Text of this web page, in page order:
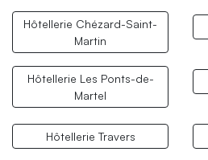
Hôtellerie Chézard-Saint-
Martin
Hôtellerie Les Ponts-de-
Martel
Hôtellerie Travers